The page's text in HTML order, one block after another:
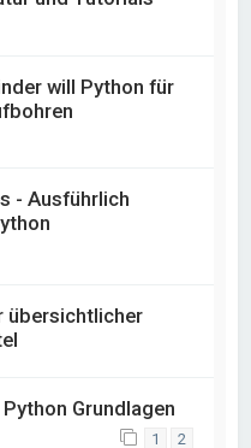
will Python für
- Ausführlich
übersichtlicher
Grundlagen
1 2